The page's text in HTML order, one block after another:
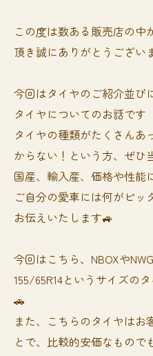
この度は数ある販売店の中
頂き誠にありがとうござい
今回はタイヤのご紹介並び
タイヤについてのお話です
タイヤの種類がたくさんあ
からない！という方、ぜひ
国産、輸入産、価格や性能
ご自分の愛車には何がピッ
お伝えいたします🚙
今回はこちら、NBOXや
155/65R14というサイズの
🚗
また、こちらのタイヤはお
とで、比較的安価なもので